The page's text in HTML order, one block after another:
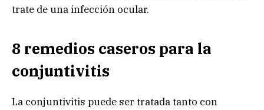
trate de una infección ocular.
8 remedios caseros para la
conjuntivitis
La conjuntivitis puede ser tratada tanto con